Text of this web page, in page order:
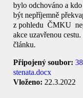
bylo odchováno a
být nepříjemně
z pohledu ČMKU
akce uzavřenou
článku.
Připojený soubor:
stenata.docx
Vloženo: 22.3.2022